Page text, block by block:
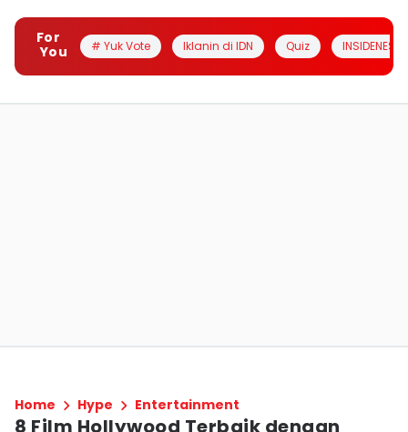
For
You
# Yuk Vote Iklanin di IDN Quiz INSIDENESIA
Home Hype Entertainment
8 Film Hollywood Terbaik dengan